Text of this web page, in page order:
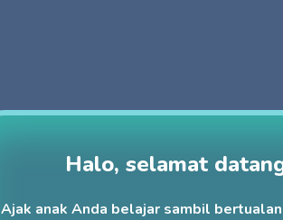
Halo, selamat
Ajak anak Anda belajar sambil